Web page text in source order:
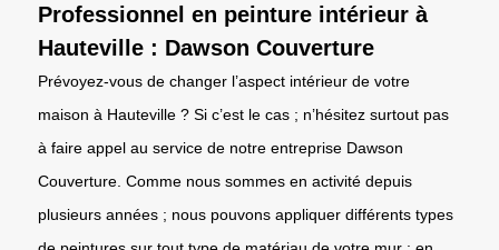
Professionnel en peinture intérieur à
Hauteville : Dawson Couverture
Prévoyez-vous de changer l’aspect intérieur de votre
maison à Hauteville ? Si c’est le cas ; n’hésitez surtout pas
à faire appel au service de notre entreprise Dawson
Couverture. Comme nous sommes en activité depuis
plusieurs années ; nous pouvons appliquer différents types